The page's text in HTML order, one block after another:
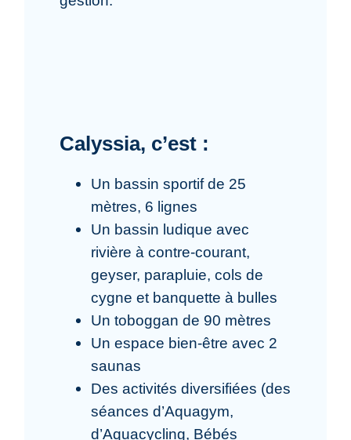
Calyssia, c’est :
Un bassin sportif de 25
mètres, 6 lignes
Un bassin ludique avec
rivière à contre-courant,
geyser, parapluie, cols de
cygne et banquette à bulles
Un toboggan de 90 mètres
Un espace bien-être avec 2
saunas
Des activités diversifiées (des
séances d’Aquagym,
d’Aquacycling, Bébés